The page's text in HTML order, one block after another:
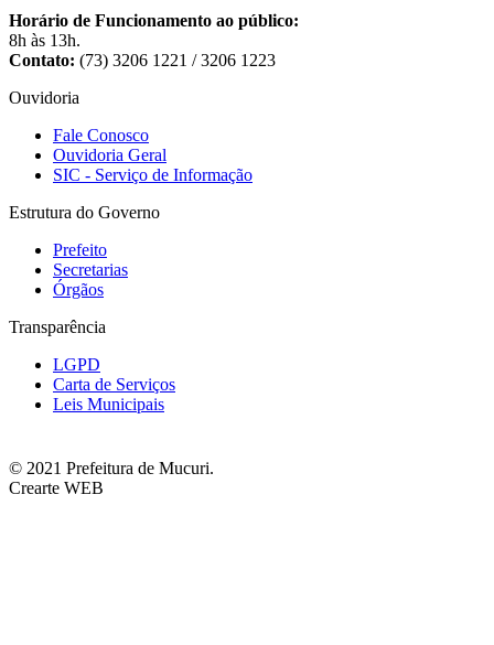
Horário de Funcionamento ao público:
8h às 13h.
Contato: (73) 3206 1221 / 3206 1223
Ouvidoria
Fale Conosco
Ouvidoria Geral
SIC - Serviço de Informação
Estrutura do Governo
Prefeito
Secretarias
Órgãos
Transparência
LGPD
Carta de Serviços
Leis Municipais
© 2021 Prefeitura de Mucuri.
Crearte WEB